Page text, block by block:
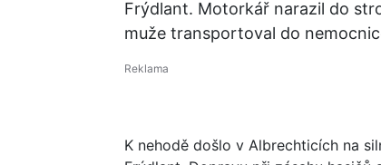
Frýdlant. Motorkář narazil do
muže transportoval do
K nehodě došlo v Albrechticích na